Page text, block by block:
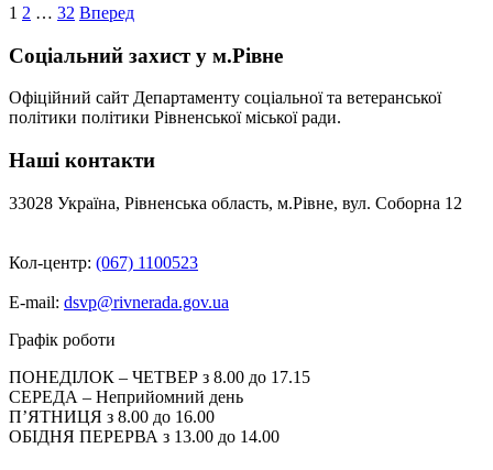
Пагінація
записів
1 2 … 32 Вперед
Соціальний захист у м.Рівне
Офіційний сайт Департаменту соціальної та ветеранської
політики політики Рівненської міської ради.
Наші контакти
33028 Україна, Рівненська область, м.Рівне, вул. Соборна 12
Кол-центр: (067) 1100523
E-mail: dsvp@rivnerada.gov.ua
Графік роботи
ПОНЕДІЛОК – ЧЕТВЕР з 8.00 до 17.15
СЕРЕДА – Неприйомний день
П’ЯТНИЦЯ з 8.00 до 16.00
ОБІДНЯ ПЕРЕРВА з 13.00 до 14.00